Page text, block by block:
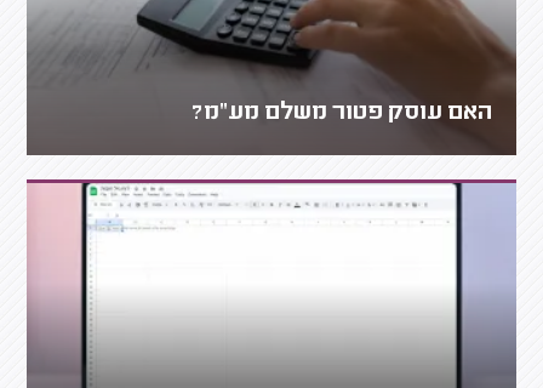
האם עוסק פטור משלם מע"מ?